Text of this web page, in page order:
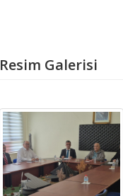
Resim Galerisi